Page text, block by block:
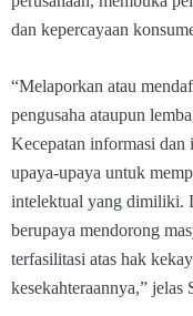
dan kepercayaan
“Melaporkan atau
pengusaha ataupun
Kecepatan informasi dan
upaya-upaya untuk
intelektual yang dimiliki.
berupaya mendorong
terfasilitasi atas hak
kesekahteraannya,” jelas